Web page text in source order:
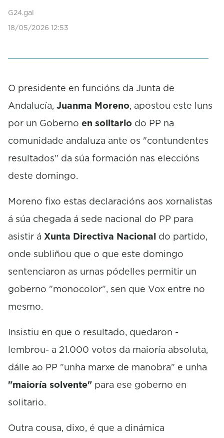
e
c
G24.gal
18/05/2026 12:53
O presidente en funcións da Junta de
Andalucía, Juanma Moreno, apostou este luns
por un Goberno en solitario do PP na
comunidade andaluza ante os "contundentes
resultados" da súa formación nas eleccións
deste domingo.
Moreno fixo estas declaracións aos xornalistas
á súa chegada á sede nacional do PP para
asistir á Xunta Directiva Nacional do partido,
onde subliñou que o que este domingo
sentenciaron as urnas pódelles permitir un
goberno "monocolor", sen que Vox entre no
mesmo.
Insistiu en que o resultado, quedaron -
lembrou- a 21.000 votos da maioría absoluta,
dálle ao PP "unha marxe de manobra" e unha
"maioría solvente" para ese goberno en
solitario.
Outra cousa, dixo, é que a dinámica